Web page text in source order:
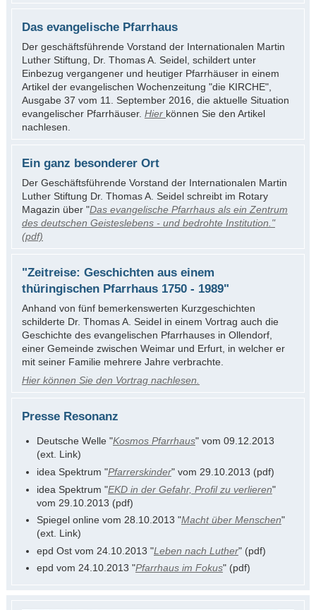
Das evangelische Pfarrhaus
Der geschäftsführende Vorstand der Internationalen Martin
Luther Stiftung, Dr. Thomas A. Seidel, schildert unter
Einbezug vergangener und heutiger Pfarrhäuser in einem
Artikel der evangelischen Wochenzeitung "die KIRCHE",
Ausgabe 37 vom 11. September 2016, die aktuelle Situation
evangelischer Pfarrhäuser. Hier können Sie den Artikel
nachlesen.
Ein ganz besonderer Ort
Der Geschäftsführende Vorstand der Internationalen Martin
Luther Stiftung Dr. Thomas A. Seidel schreibt im Rotary
Magazin über "Das evangelische Pfarrhaus als ein Zentrum
des deutschen Geisteslebens - und bedrohte Institution."
(pdf)
"Zeitreise: Geschichten aus einem
thüringischen Pfarrhaus 1750 - 1989"
Anhand von fünf bemerkenswerten Kurzgeschichten
schilderte Dr. Thomas A. Seidel in einem Vortrag auch die
Geschichte des evangelischen Pfarrhauses in Ollendorf,
einer Gemeinde zwischen Weimar und Erfurt, in welcher er
mit seiner Familie mehrere Jahre verbrachte.
Hier können Sie den Vortrag nachlesen.
Presse Resonanz
Deutsche Welle "Kosmos Pfarrhaus" vom 09.12.2013
(ext. Link)
idea Spektrum "Pfarrerskinder" vom 29.10.2013 (pdf)
idea Spektrum "EKD in der Gefahr, Profil zu verlieren"
vom 29.10.2013 (pdf)
Spiegel online vom 28.10.2013 "Macht über Menschen"
(ext. Link)
epd Ost vom 24.10.2013 "Leben nach Luther" (pdf)
epd vom 24.10.2013 "Pfarrhaus im Fokus" (pdf)